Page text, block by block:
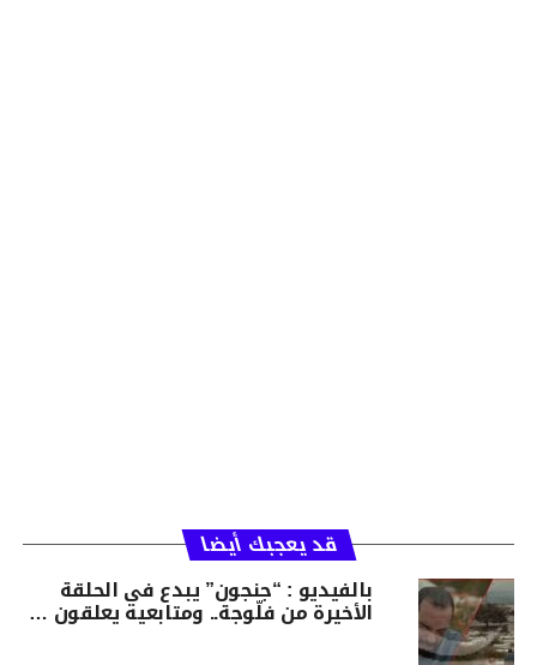
قد يعجبك أيضا
بالفيديو : “جنجون” يبدع في الحلقة
الأخيرة من فلّوجة.. ومتابعيه يعلقون …